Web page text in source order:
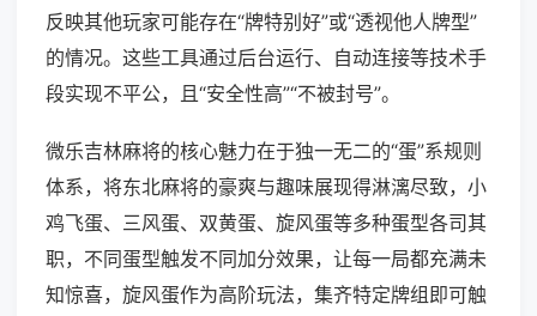
反映其他玩家可能存在“牌特别好”或“透视他人牌型”
的情况。这些工具通过后台运行、自动连接等技术手
段实现不平公，且“安全性高”“不被封号”。
微乐吉林麻将的核心魅力在于独一无二的“蛋”系规则
体系，将东北麻将的豪爽与趣味展现得淋漓尽致，小
鸡飞蛋、三风蛋、双黄蛋、旋风蛋等多种蛋型各司其
职，不同蛋型触发不同加分效果，让每一局都充满未
知惊喜，旋风蛋作为高阶玩法，集齐特定牌组即可触